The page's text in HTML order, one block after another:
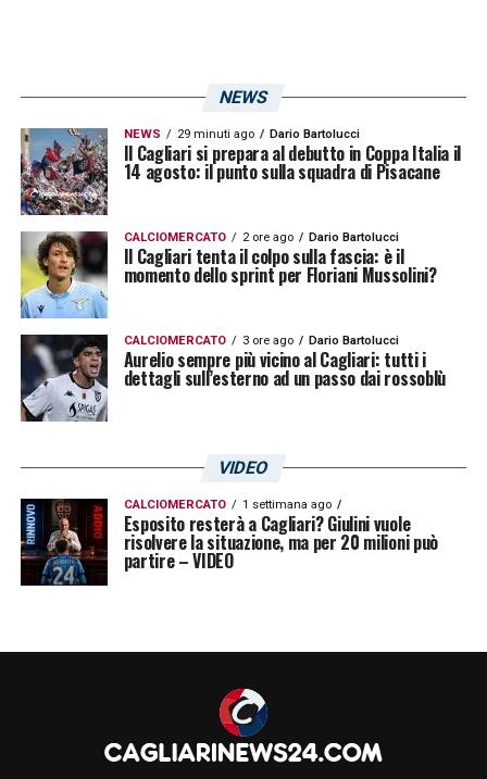
NEWS
NEWS 29 minuti ago Dario Bartolucci
Il Cagliari si prepara al debutto in Coppa Italia il
14 agosto: il punto sulla squadra di Pisacane
CALCIOMERCATO 2 ore ago Dario Bartolucci
Il Cagliari tenta il colpo sulla fascia: è il
momento dello sprint per Floriani Mussolini?
CALCIOMERCATO 3 ore ago Dario Bartolucci
Aurelio sempre più vicino al Cagliari: tutti i
dettagli sull’esterno ad un passo dai rossoblù
VIDEO
CALCIOMERCATO 1 settimana ago
Esposito resterà a Cagliari? Giulini vuole
risolvere la situazione, ma per 20 milioni può
partire – VIDEO